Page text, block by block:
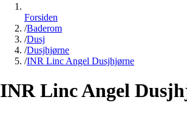
Forsiden
/Baderom
/Dusj
/Dusjhjørne
/INR Linc Angel Dusjhjørne
INR Linc Angel